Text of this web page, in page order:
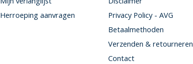
Herroeping aanvragen
Privacy Policy - AVG
Betaalmethoden
Verzenden & retourneren
Contact